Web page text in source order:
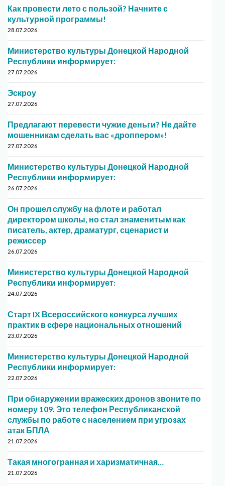
Как провести лето с пользой? Начните с
культурной программы!
28.07.2026
Министерство культуры Донецкой Народной
Республики информирует:
27.07.2026
Эскроу
27.07.2026
Предлагают перевести чужие деньги? Не дайте
мошенникам сделать вас «дроппером»!
27.07.2026
Министерство культуры Донецкой Народной
Республики информирует:
26.07.2026
Он прошел службу на флоте и работал
директором школы, но стал знаменитым как
писатель, актер, драматург, сценарист и
режиссер
26.07.2026
Министерство культуры Донецкой Народной
Республики информирует:
24.07.2026
Старт IX Всероссийского конкурса лучших
практик в сфере национальных отношений
23.07.2026
Министерство культуры Донецкой Народной
Республики информирует:
22.07.2026
При обнаружении вражеских дронов звоните по
номеру 109. Это телефон Республиканской
службы по работе с населением при угрозах
атак БПЛА
21.07.2026
Такая многогранная и харизматичная…
21.07.2026